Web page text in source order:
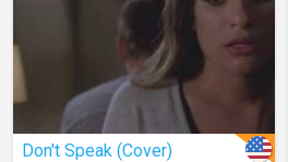
Don't Speak (Cover)